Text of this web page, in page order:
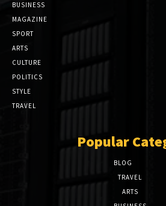
BUSINESS
MAGAZINE
SPORT
ARTS
CULTURE
POLITICS
STYLE
TRAVEL
Popular
BLOG
TRAVEL
ARTS